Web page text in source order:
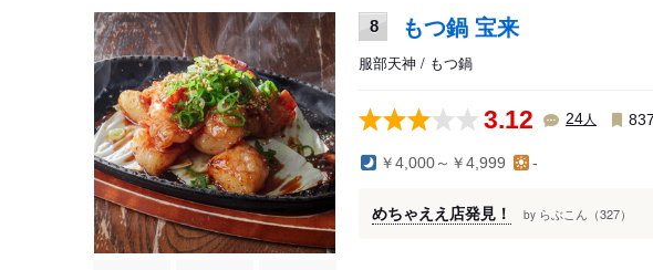
8 もつ鍋 宝来
服部天神 / もつ鍋
3.12 24人
￥4,000～￥4,999 -
めちゃええ店発見！ by らぶこん（327）